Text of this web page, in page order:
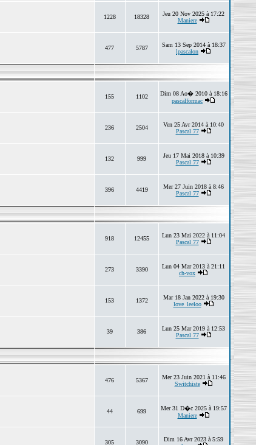
1228 18328
Jeu 20 Nov 2025 à 17:22
Maniere
477 5787
Sam 13 Sep 2014 à 18:37
lpascalon
155 1102
Dim 08 Ao� 2010 à 18:16
pascalformac
236 2504
Ven 25 Avr 2014 à 10:40
Pascal 77
132 999
Jeu 17 Mai 2018 à 10:39
Pascal 77
396 4419
Mer 27 Juin 2018 à 8:46
Pascal 77
918 12455
Lun 23 Mai 2022 à 11:04
Pascal 77
273 3390
Lun 04 Mar 2013 à 21:11
ch-vox
153 1372
Mar 18 Jan 2022 à 19:30
love_leeloo
39 386
Lun 25 Mar 2019 à 12:53
Pascal 77
476 5367
Mer 23 Juin 2021 à 11:46
Switchiste
44 699
Mer 31 D�c 2025 à 19:57
Maniere
305 3090
Dim 16 Avr 2023 à 5:59